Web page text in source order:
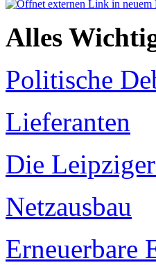
Alles
Politische
Lieferanten
Die
Netzausbau
Erneuerbare